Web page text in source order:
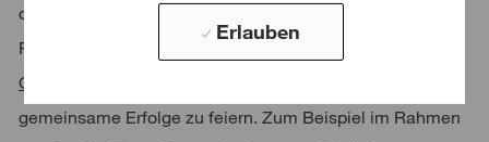
Erlauben
du auf ein internationales Trainingsangebot aus dem
PwC-Netzwerk zurückgreifen.
Offsite-Events:
gemeinsame Erfolge zu feiern. Zum Beispiel im Rahmen